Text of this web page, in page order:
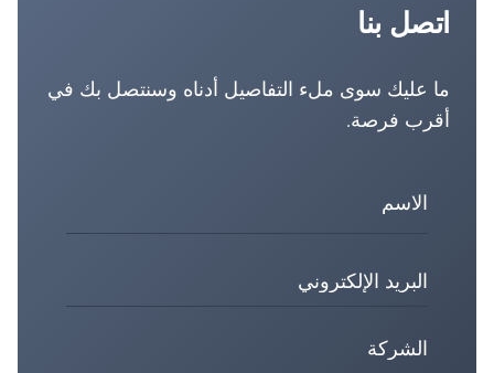
اتصل بنا
ما عليك سوى ملء التفاصيل أدناه وسنتصل بك في
أقرب فرصة.